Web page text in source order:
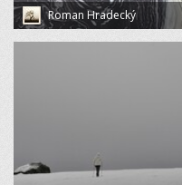
Roman Hradecký